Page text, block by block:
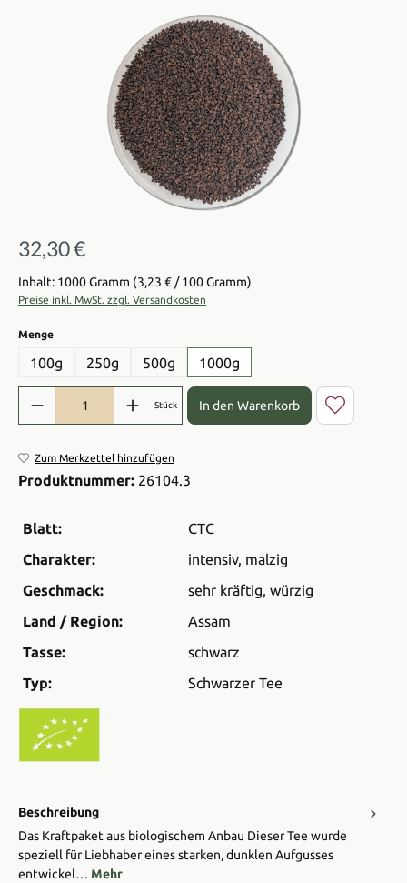
Bildergalerie überspringen
Regulärer Preis:
32,30 €
Inhalt: 1000 Gramm (3,23 € / 100 Gramm)
Preise inkl. MwSt. zzgl. Versandkosten
Mengeauswählen
100g 250g 500g 1000g
Produkt Anzahl: Gib den gewünschten Wert ein oder benutze die
Stück In den Warenkorb
Zum Merkzettel hinzufügen
Produktnummer: 26104.3
Blatt:
CTC
Charakter:
intensiv, malzig
Geschmack:
sehr kräftig, würzig
Land / Region:
Assam
Tasse:
schwarz
Typ:
Schwarzer Tee
Beschreibung
Das Kraftpaket aus biologischem Anbau Dieser Tee wurde
speziell für Liebhaber eines starken, dunklen Aufgusses
entwickel… Mehr